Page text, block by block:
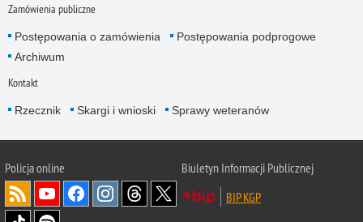
Zamówienia publiczne
Postępowania o zamówienia
Postępowania podprogowe
Archiwum
Kontakt
Rzecznik Skargi i wnioski Sprawy weteranów
Policjaonline
Biuletyn Informacji Publicznej
BIP KGP